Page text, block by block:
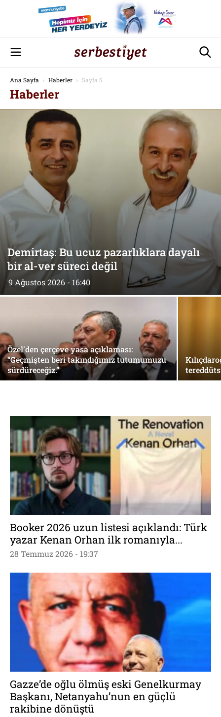
Ana Sayfa Haberler Sayfa 5
Haberler
Demirtaş: Bu ucuz pazarlıklara dayalı
bir al-ver süreci değil
9 Ağustos 2026 - 16:40
Özel’den çerçeve yasa açıklaması:
“Geçmişten beri takındığımız tutumumuzu
sürdüreceğiz.”
Booker 2026 uzun listesi açıklandı: Türk
yazar Kenan Orhan ilk romanıyla...
28 Temmuz 2026 - 19:37
Gazze’de oğlu ölmüş eski Genelkurmay
Başkanı, Netanyahu’nun en güçlü
rakibine dönüştü